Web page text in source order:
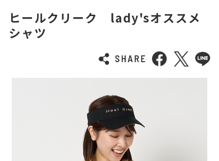
ヒールクリーク lady'sオススメ
シャツ